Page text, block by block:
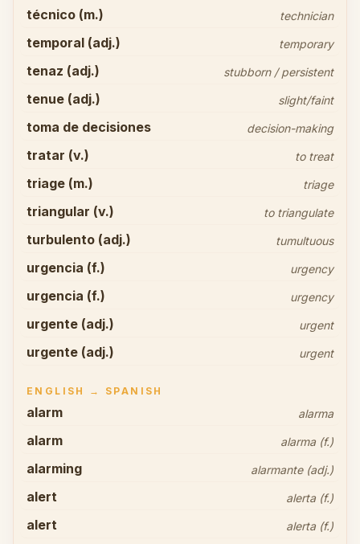
técnico (m.) technician
temporal (adj.) temporary
tenaz (adj.) stubborn / persistent
tenue (adj.) slight/faint
toma de decisiones decision-making
tratar (v.) to treat
triage (m.) triage
triangular (v.) to triangulate
turbulento (adj.) tumultuous
urgencia (f.) urgency
urgencia (f.) urgency
urgente (adj.) urgent
urgente (adj.) urgent
ENGLISH → SPANISH
alarm alarma
alarm alarma (f.)
alarming alarmante (adj.)
alert alerta (f.)
alert alerta (f.)